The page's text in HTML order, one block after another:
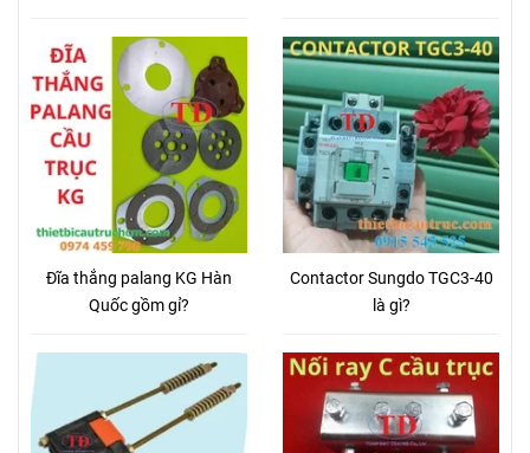
Đĩa thắng palang KG Hàn
Quốc gồm gỉ?
Contactor Sungdo TGC3-40
là gì?